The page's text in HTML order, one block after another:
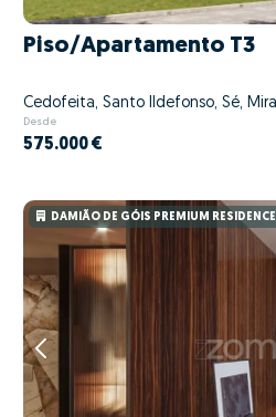
Piso/Apartamento T3
Desde
575.000 €
DAMIÃO DE GÓIS PREMIUM RESIDENCE